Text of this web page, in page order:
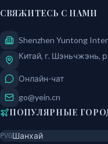
СВЯЖИТЕСЬ С НАМИ
Shenzhen Yuntong
Китай, г. Шэньчжэнь,
Онлайн-чат
go@yein.cn
ПОПУЛЯРНЫЕ
PVGШанхай